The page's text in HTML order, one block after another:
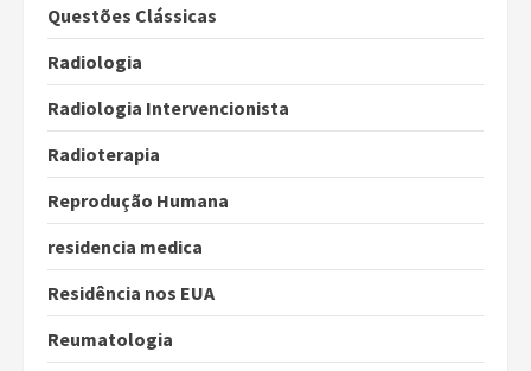
Questões Clássicas
Radiologia
Radiologia Intervencionista
Radioterapia
Reprodução Humana
residencia medica
Residência nos EUA
Reumatologia